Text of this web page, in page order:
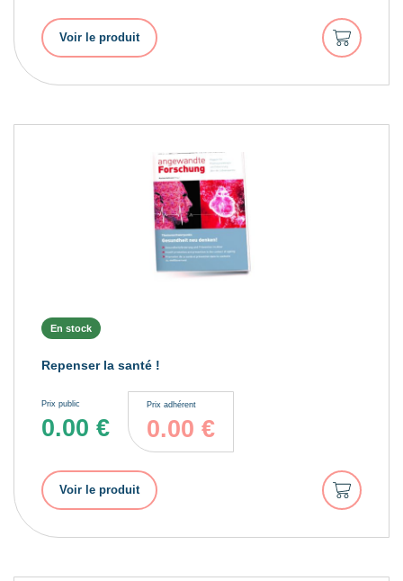
Voir le produit
Ajouter
au
panier
En stock
Repenser la santé !
Prix public
0.00 €
Prix adhérent
0.00 €
Voir le produit
Ajouter
au
panier